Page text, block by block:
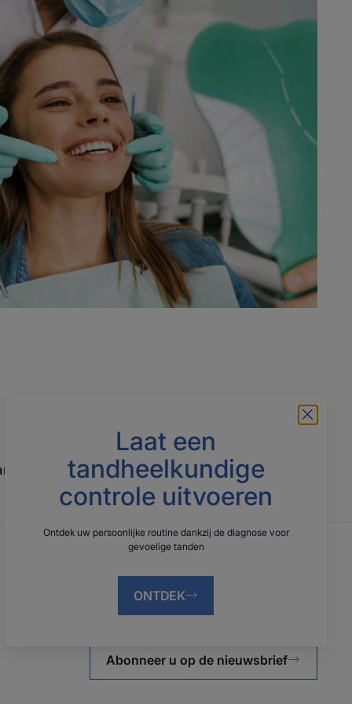
Laat een
tandheelkundige
controle uitvoeren
Ontdek uw persoonlijke routine dankzij de diagnose voor
gevoelige tanden
ONTDEK
Maatschappelijk engagement
Krijg een voorproefje van onze nieuwe producten
Abonneer u op de nieuwsbrief